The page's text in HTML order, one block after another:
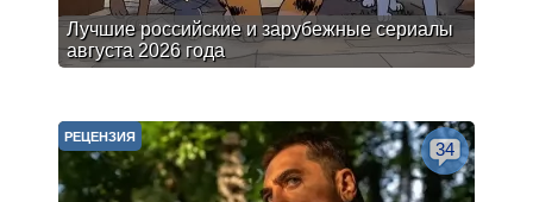
Лучшие российские и зарубежные сериалы
августа 2026 года
РЕЦЕНЗИЯ
34